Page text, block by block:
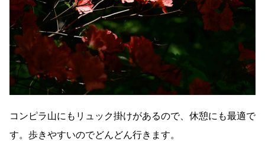
コンピラ山にもリュック掛けがあるので、休憩にも最適で
す。歩きやすいのでどんどん行きます。